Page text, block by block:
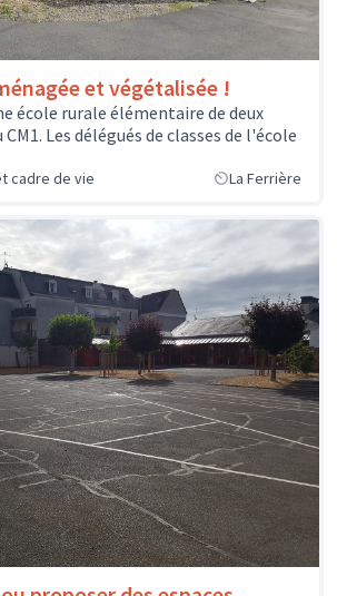
et végétalisée !
école rurale élémentaire de deux
CM1. Les délégués de classes de l'école
cadre de vie La Ferrière